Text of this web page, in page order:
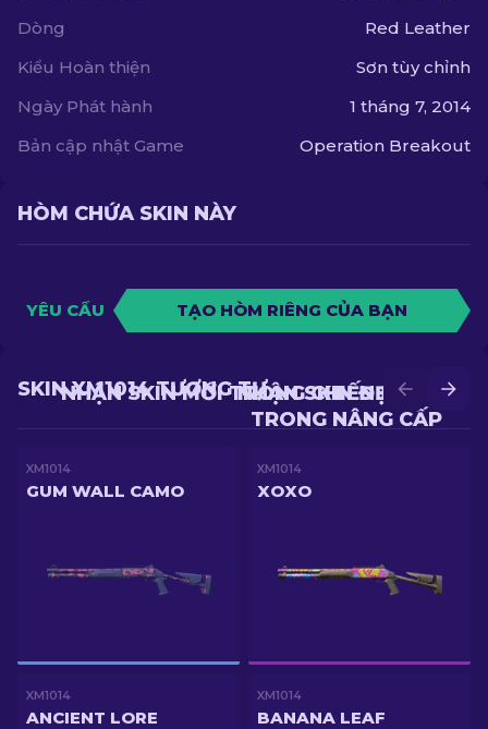
Dòng
Red Leather
Kiểu Hoàn thiện
Sơn tùy chỉnh
Ngày Phát hành
1 tháng 7, 2014
Bản cập nhật Game
Operation Breakout
HÒM CHỨA SKIN NÀY
YÊU CẦU TẠO HÒM RIÊNG CỦA BẠN
NHẬN SKIN ĐẸP HƠN
TRONG NÂNG CẤP
NHẬN SKIN MỚI TRONG CHIẾN ĐẤU
SKIN XM1014 TƯƠNG TỰ
XM1014
GUM WALL CAMO
XM1014
XOXO
XM1014
ANCIENT LORE
XM1014
BANANA LEAF